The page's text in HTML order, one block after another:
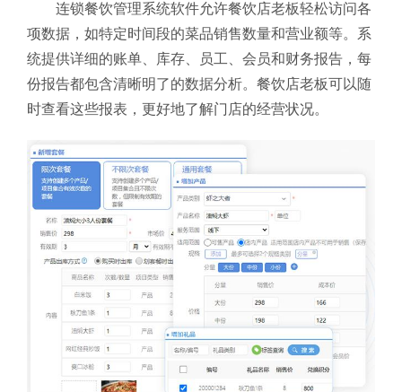
连锁餐饮管理系统软件允许餐饮店老板轻松访问各
项数据，如特定时间段的菜品销售数量和营业额等。系
统提供详细的账单、库存、员工、会员和财务报告，每
份报告都包含清晰明了的数据分析。餐饮店老板可以随
时查看这些报表，更好地了解门店的经营状况。